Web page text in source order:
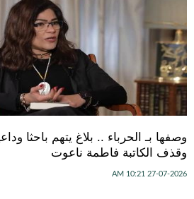
وصفها بـ الحرباء .. بلاغ يتهم باحثا
وقذف الكاتبة فاطمة ناعوت
27-07-2026 10:21 AM